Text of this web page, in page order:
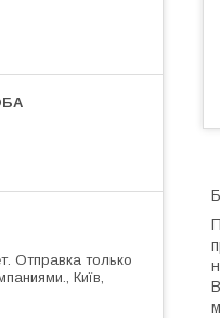
Отправка только
Київ,